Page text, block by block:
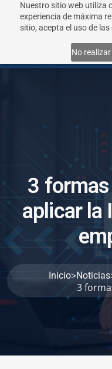
Nuestro sitio web utiliza
experiencia de máxima
sitio, acepta el uso de las
No
3 formas
ap icar a I
em
Inicio>Noticias
3